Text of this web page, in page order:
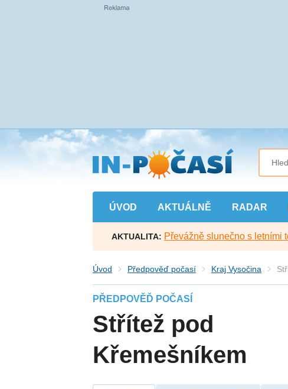
Přejít
na
hlavní
obsah
ÚVOD AKTUÁLNĚ RADAR
AKTUALITA: Převážně slunečno s letními
Úvod Předpověď počasí Kraj Vysočina
PŘEDPOVĚĎ POČASÍ
Střítež pod
Křemešníkem